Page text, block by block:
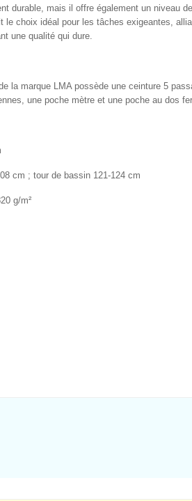
durable, mais il offre également un niveau
le choix idéal pour les tâches exigeantes,
une qualité qui dure.
la marque LMA possède une ceinture 5
une poche mètre et une poche au dos
cm ; tour de bassin 121-124 cm
g/m²